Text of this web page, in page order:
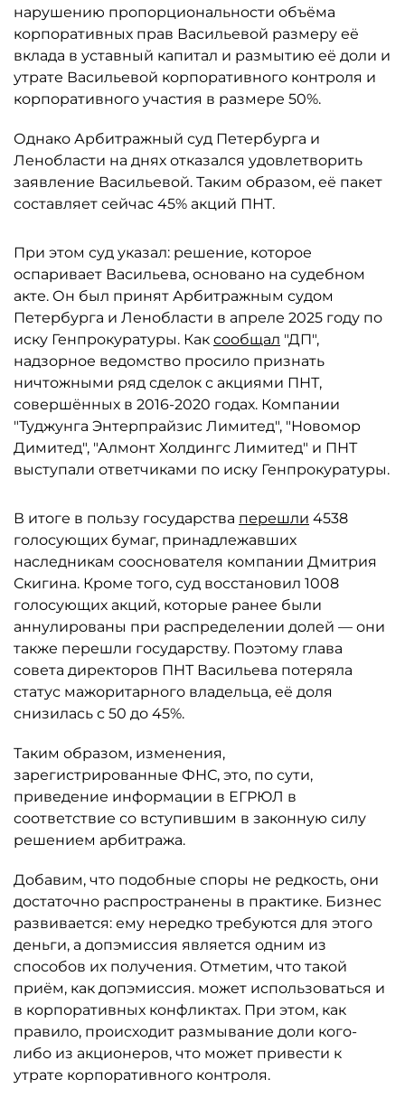
нарушению пропорциональности объёма
корпоративных прав Васильевой размеру её
вклада в уставный капитал и размытию её доли и
утрате Васильевой корпоративного контроля и
корпоративного участия в размере 50%.
Однако Арбитражный суд Петербурга и
Ленобласти на днях отказался удовлетворить
заявление Васильевой. Таким образом, её пакет
составляет сейчас 45% акций ПНТ.
При этом суд указал: решение, которое
оспаривает Васильева, основано на судебном
акте. Он был принят Арбитражным судом
Петербурга и Ленобласти в апреле 2025 году по
иску Генпрокуратуры. Как сообщал "ДП",
надзорное ведомство просило признать
ничтожными ряд сделок с акциями ПНТ,
совершённых в 2016-2020 годах. Компании
"Туджунга Энтерпрайзис Лимитед", "Новомор
Димитед", "Алмонт Холдингс Лимитед" и ПНТ
выступали ответчиками по иску Генпрокуратуры.
В итоге в пользу государства перешли 4538
голосующих бумаг, принадлежавших
наследникам сооснователя компании Дмитрия
Скигина. Кроме того, суд восстановил 1008
голосующих акций, которые ранее были
аннулированы при распределении долей — они
также перешли государству. Поэтому глава
совета директоров ПНТ Васильева потеряла
статус мажоритарного владельца, её доля
снизилась с 50 до 45%.
Таким образом, изменения,
зарегистрированные ФНС, это, по сути,
приведение информации в ЕГРЮЛ в
соответствие со вступившим в законную силу
решением арбитража.
Добавим, что подобные споры не редкость, они
достаточно распространены в практике. Бизнес
развивается: ему нередко требуются для этого
деньги, а допэмиссия является одним из
способов их получения. Отметим, что такой
приём, как допэмиссия. может использоваться и
в корпоративных конфликтах. При этом, как
правило, происходит размывание доли кого-
либо из акционеров, что может привести к
утрате корпоративного контроля.